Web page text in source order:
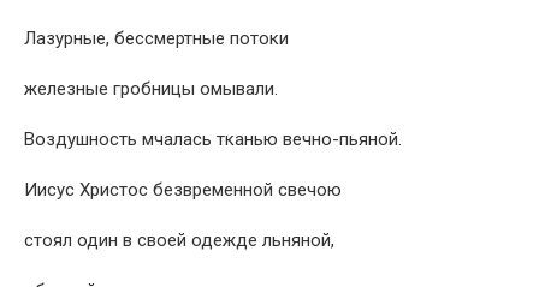
Лазурные, бессмертные потоки
железные гробницы омывали.
Воздушность мчалась тканью вечно-пьяной.
Иисус Христос безвременной свечою
стоял один в своей одежде льняной,